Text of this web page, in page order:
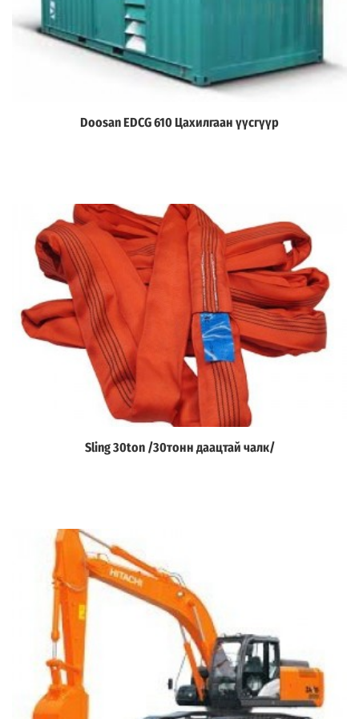
Дэлгэрэнгүй
Doosan EDCG 610 Цахилгаан үүсгүүр
Дэлгэрэнгүй
Sling 30ton /30тонн даацтай чалк/